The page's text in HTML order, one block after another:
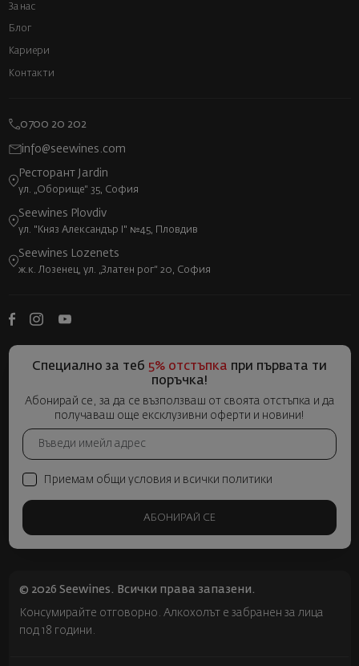
За нас
Блог
Кариери
Контакти
0700 20 202
info@seewines.com
Ресторант Jardin
ул. „Оборище“ 35, София
Seewines Plovdiv
ул. "Княз Александър I" №45, Пловдив
Seewines Lozenets
ж.к. Лозенец, ул. „Златен рог“ 20, София
Специално за теб 5% отстъпка при първата ти
поръчка!
Абонирай се, за да се възползваш от своята отстъпка и да
получаваш още ексклузивни оферти и новини!
Приемам общи условия и всички политики
АБОНИРАЙ СЕ
© 2026 Seewines. Всички права запазени.
Консумирайте отговорно. Алкохолът е забранен за лица
под 18 години.